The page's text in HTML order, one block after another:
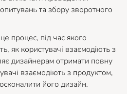
та збору зворотного
процес, під час якого
як користувачі взаємодіють з
дизайнерам отримати повну
взаємодіють з продуктом,
його дизайн.